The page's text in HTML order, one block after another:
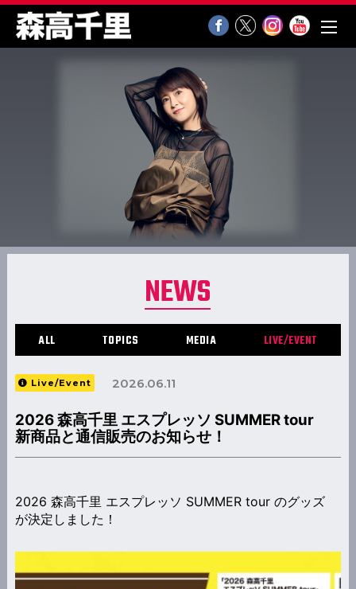
NEWS
ALL TOPICS MEDIA LIVE/EVENT
Live/Event 2026.06.11
2026 森高千里 エスプレッソ SUMMER tour
新商品と通信販売のお知らせ！
2026 森高千里 エスプレッソ SUMMER tourのグッズ
が決定しました！